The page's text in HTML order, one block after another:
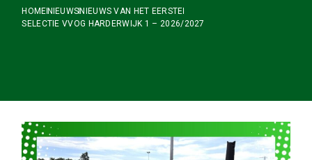
HOME NIEUWS NIEUWS VAN HET EERSTE
SELECTIE VVOG HARDERWIJK 1 – 2026/2027